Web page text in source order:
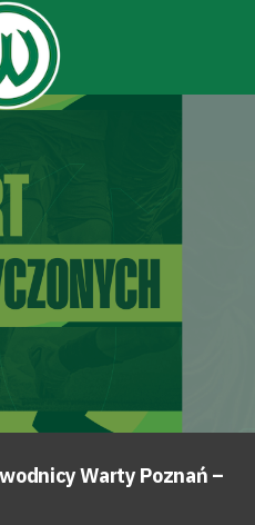
Warty Poznań –